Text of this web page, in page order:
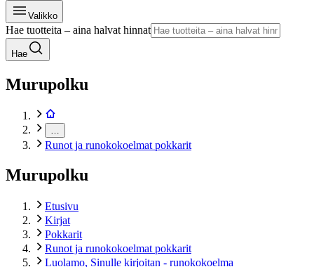
Valikko
Hae tuotteita – aina halvat hinnat
Hae
Murupolku
Runot ja runokokoelmat pokkarit
Murupolku
Etusivu
Kirjat
Pokkarit
Runot ja runokokoelmat pokkarit
Luolamo, Sinulle kirjoitan - runokokoelma